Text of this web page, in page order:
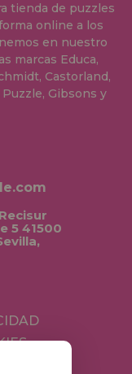
tienda de puzzles
online a los
en nuestro
marcas Educa,
Castorland,
Gibsons y
5 41500